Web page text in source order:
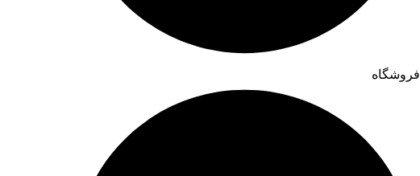
فروشگاه